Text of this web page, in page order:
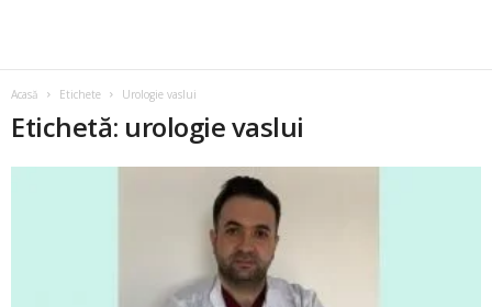
Acasă Etichete Urologie vaslui
Etichetă: urologie vaslui